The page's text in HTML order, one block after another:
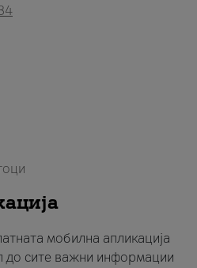
мобилна апликација
до сите важни информации